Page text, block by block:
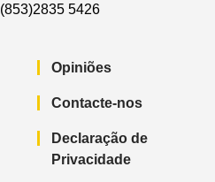
(853)2835 5426
Opiniões
Contacte-nos
Declaração de
Privacidade